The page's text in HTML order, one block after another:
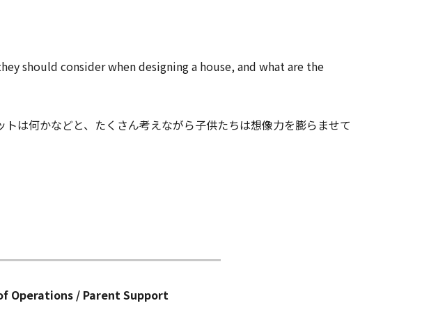
should consider when designing a house, and what are the
は何かなどと、たくさん考えながら子供たちは想像力を膨らませて
Operations / Parent Support